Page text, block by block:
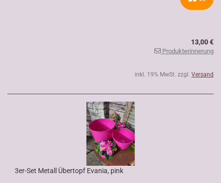
13,00 €
Produkterinnerung
inkl. 19% MwSt. zzgl. Versand
3er-Set Metall Übertopf Evania, pink